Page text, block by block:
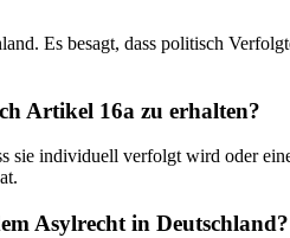
Es besagt, dass politisch
Artikel 16a zu erhalten?
sie individuell verfolgt wird oder
Asylrecht in Deutschland?